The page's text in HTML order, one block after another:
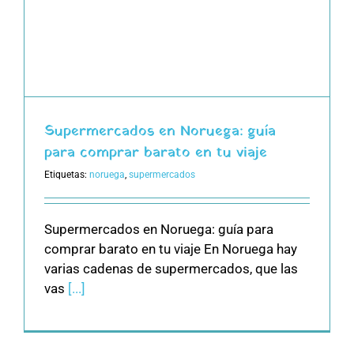
Supermercados en Noruega: guía
para comprar barato en tu viaje
Etiquetas: noruega, supermercados
Supermercados en Noruega: guía para
comprar barato en tu viaje En Noruega hay
varias cadenas de supermercados, que las
vas [...]